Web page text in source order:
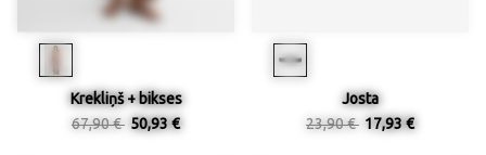
Krekliņš + bikses
67,90 € 50,93 €
Josta
23,90 € 17,93 €